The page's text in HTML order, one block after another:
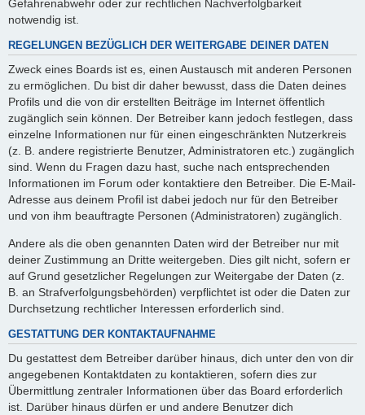
Gefahrenabwehr oder zur rechtlichen Nachverfolgbarkeit
notwendig ist.
REGELUNGEN BEZÜGLICH DER WEITERGABE DEINER DATEN
Zweck eines Boards ist es, einen Austausch mit anderen Personen
zu ermöglichen. Du bist dir daher bewusst, dass die Daten deines
Profils und die von dir erstellten Beiträge im Internet öffentlich
zugänglich sein können. Der Betreiber kann jedoch festlegen, dass
einzelne Informationen nur für einen eingeschränkten Nutzerkreis
(z. B. andere registrierte Benutzer, Administratoren etc.) zugänglich
sind. Wenn du Fragen dazu hast, suche nach entsprechenden
Informationen im Forum oder kontaktiere den Betreiber. Die E-Mail-
Adresse aus deinem Profil ist dabei jedoch nur für den Betreiber
und von ihm beauftragte Personen (Administratoren) zugänglich.
Andere als die oben genannten Daten wird der Betreiber nur mit
deiner Zustimmung an Dritte weitergeben. Dies gilt nicht, sofern er
auf Grund gesetzlicher Regelungen zur Weitergabe der Daten (z.
B. an Strafverfolgungsbehörden) verpflichtet ist oder die Daten zur
Durchsetzung rechtlicher Interessen erforderlich sind.
GESTATTUNG DER KONTAKTAUFNAHME
Du gestattest dem Betreiber darüber hinaus, dich unter den von dir
angegebenen Kontaktdaten zu kontaktieren, sofern dies zur
Übermittlung zentraler Informationen über das Board erforderlich
ist. Darüber hinaus dürfen er und andere Benutzer dich